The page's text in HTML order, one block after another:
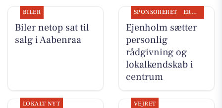
BILER
Biler netop sat til
salg i Aabenraa
SPONSORERET ERHVERV
Ejenholm sætter
personlig
rådgivning og
lokalkendskab i
centrum
LOKALT NYT VEJRET